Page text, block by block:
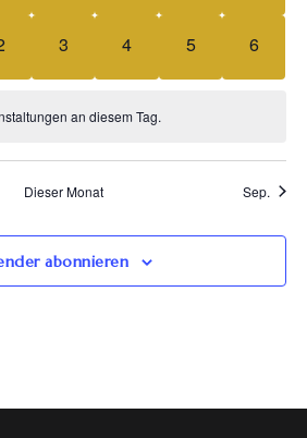
Veranstaltungen,
0 Veranstaltungen,
3 0 Veranstaltungen,
4 0
5 0
6
an diesem Tag.
Dieser Monat Sep.
abonnieren